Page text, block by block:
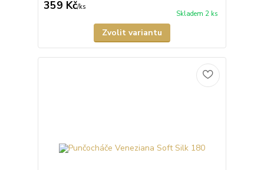
359 Kč/ks
Skladem 2 ks
Zvolit variantu